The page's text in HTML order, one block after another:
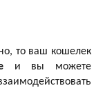
то ваш кошелек
и вы можете